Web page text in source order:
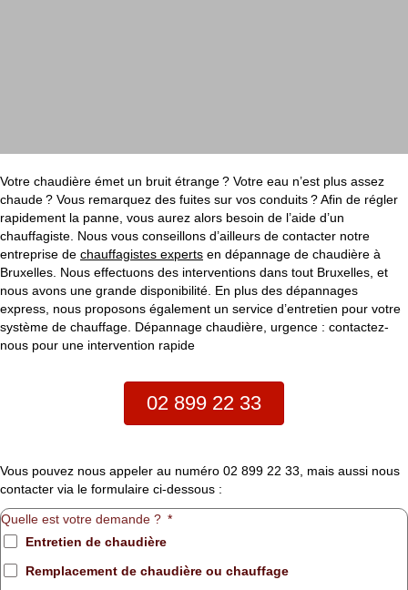
Votre chaudière émet un bruit étrange ? Votre eau n’est plus assez
chaude ? Vous remarquez des fuites sur vos conduits ? Afin de régler
rapidement la panne, vous aurez alors besoin de l’aide d’un
chauffagiste. Nous vous conseillons d’ailleurs de contacter notre
entreprise de chauffagistes experts en dépannage de chaudière à
Bruxelles. Nous effectuons des interventions dans tout Bruxelles, et
nous avons une grande disponibilité. En plus des dépannages
express, nous proposons également un service d’entretien pour votre
système de chauffage. Dépannage chaudière, urgence : contactez-
nous pour une intervention rapide
02 899 22 33
Vous pouvez nous appeler au numéro 02 899 22 33, mais aussi nous
contacter via le formulaire ci-dessous :
Quelle est votre demande ?
Entretien de chaudière
Remplacement de chaudière ou chauffage